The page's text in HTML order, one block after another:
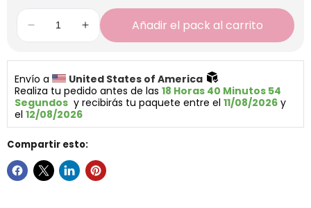
Añadir el pack al carrito
Envío a
United States of America
Realiza tu pedido antes de las 18 Horas 40 Minutos 54
Segundos
  y recibirás tu paquete entre el
11/08/2026 y
el 12/08/2026
Compartir esto: